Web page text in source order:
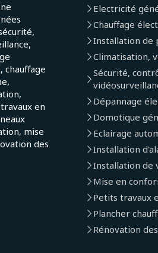
chauffage
en
mise
des
Electricité
Chauffage
Installation de
Climatisation,
Sécurité,
Dépannage
Domotique
Eclairage
Installation
Installation de
Mise en
Petits travaux
Plancher
Rénovation